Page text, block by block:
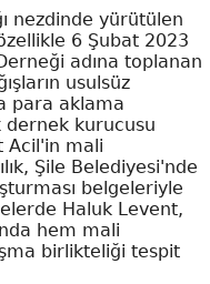
nezdinde yürütülen
6 Şubat 2023
adına toplanan
usulsüz
para aklama
kurucusu
Acil'in mali
Şile Belediyesi'nde
belgeleriyle
Haluk Levent,
hem mali
birlikteliği tespit